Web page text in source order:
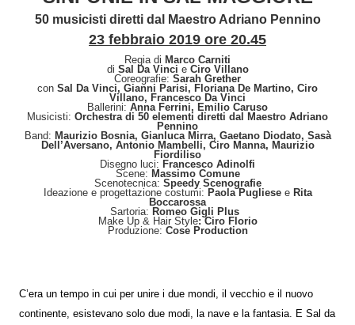
50 musicisti diretti dal Maestro Adriano Pennino
23 febbraio 2019 ore 20.45
Regia di Marco Carniti
di Sal Da Vinci eCiro Villano
Coreografie: Sarah Grether
con Sal Da Vinci, Gianni Parisi, Floriana De Martino, Ciro
Villano, Francesco Da Vinci
Ballerini: Anna Ferrini, Emilio Caruso
Musicisti: Orchestra di 50 elementi diretti dal Maestro Adriano
Pennino
Band: Maurizio Bosnia, Gianluca Mirra, Gaetano Diodato, Sasà
Dell’Aversano, Antonio Mambelli, Ciro Manna, Maurizio
Fiordiliso
Disegno luci: Francesco Adinolfi
Scene: Massimo Comune
Scenotecnica: Speedy Scenografie
Ideazione e progettazione costumi: Paola Pugliese eRita
Boccarossa
Sartoria: Romeo Gigli Plus
Make Up & Hair Style: Ciro Florio
Produzione: Cose Production
C’era un tempo in cui per unire i due mondi, il vecchio e il nuovo
continente, esistevano solo due modi, la nave e la fantasia. E Sal da